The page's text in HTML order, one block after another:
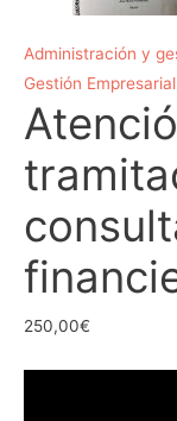
Administración y
Gestión Empresarial
250,00€